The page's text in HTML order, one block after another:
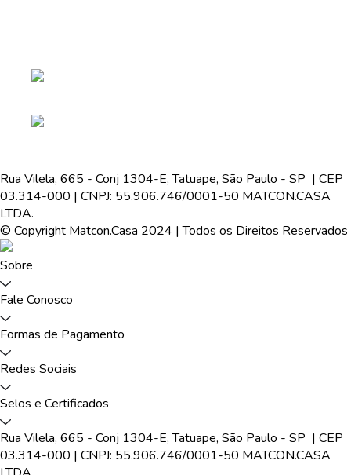
Rua Vilela, 665 - Conj 1304-E, Tatuape, São Paulo - SP | CEP
03.314-000 | CNPJ: 55.906.746/0001-50 MATCON.CASA
LTDA.
© Copyright Matcon.Casa 2024 | Todos os Direitos Reservados
Sobre
Fale Conosco
Formas de Pagamento
Redes Sociais
Selos e Certificados
Rua Vilela, 665 - Conj 1304-E, Tatuape, São Paulo - SP | CEP
03.314-000 | CNPJ: 55.906.746/0001-50 MATCON.CASA